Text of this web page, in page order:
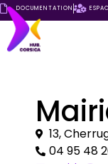
DOCUMENTATION
13,
04 95 48